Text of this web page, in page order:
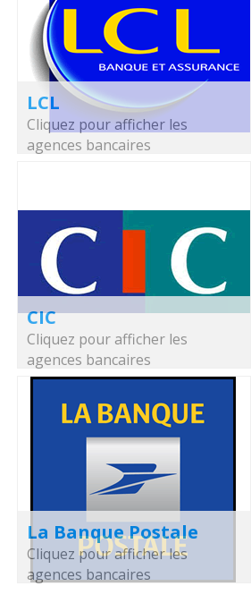
LCL
Cliquez pour afficher les
agences bancaires
CIC
Cliquez pour afficher les
agences bancaires
La Banque Postale
Cliquez pour afficher les
agences bancaires